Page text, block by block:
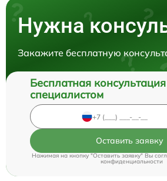
Нужна
Закажите бесплатную
Бесплатная
специалистом
Оставить заявку
Нажимая на кнопку "Оставить заявку" Вы
конфиденциальности